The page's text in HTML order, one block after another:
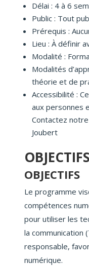
Délai : 4 à 6
Public : Tout
Prérequis :
Lieu : À définir
Modalité :
Modalités
théorie et de
Accessibilité :
aux personnes
Contactez
Joubert
OBJECTIFS
Le programme
compétences
pour utiliser les
la communication
responsable,
numérique.